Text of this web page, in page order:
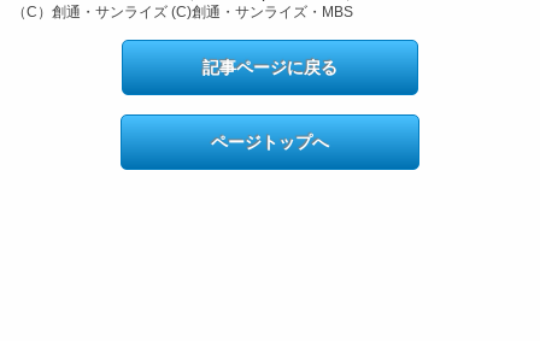
（C）創通・サンライズ (C)創通・サンライズ・MBS
記事ページに戻る
ページトップへ